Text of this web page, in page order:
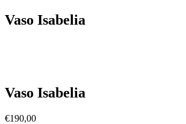
Vaso Isabelia
Vaso Isabelia
€190,00